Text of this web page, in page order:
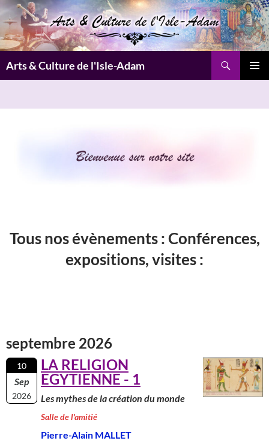
Aller
au
contenu
Arts & Culture de l'Isle-Adam
Tous nos évènements :Conférences,
expositions, visites:
septembre 2026
10
Sep
2026
LA RELIGION
EGYTIENNE - 1
Les mythes de la création du monde
Salle de l'amitié
Pierre-Alain MALLET